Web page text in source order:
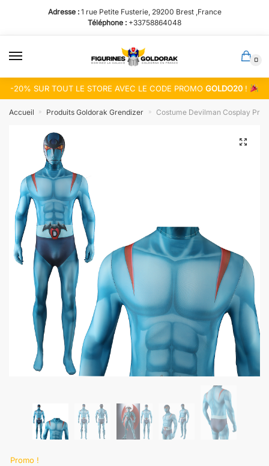
la
navigation
contenu
Adresse : 1 rue Petite Fusterie, 29200 Brest ,France
Téléphone : +33758864048
0
-20% SUR TOUT LE STORE AVEC LE CODE PROMOGOLDO20 !
Accueil » Produits Goldorak Grendizer » Costume Devilman Cosplay
Promo !